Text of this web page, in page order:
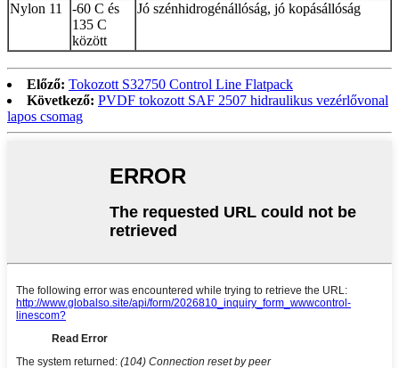
Nylon 11
-60 C és
135 C
között
Jó szénhidrogénállóság, jó kopásállóság
Előző: Tokozott S32750 Control Line Flatpack
Következő: PVDF tokozott SAF 2507 hidraulikus vezérlővonal
lapos csomag